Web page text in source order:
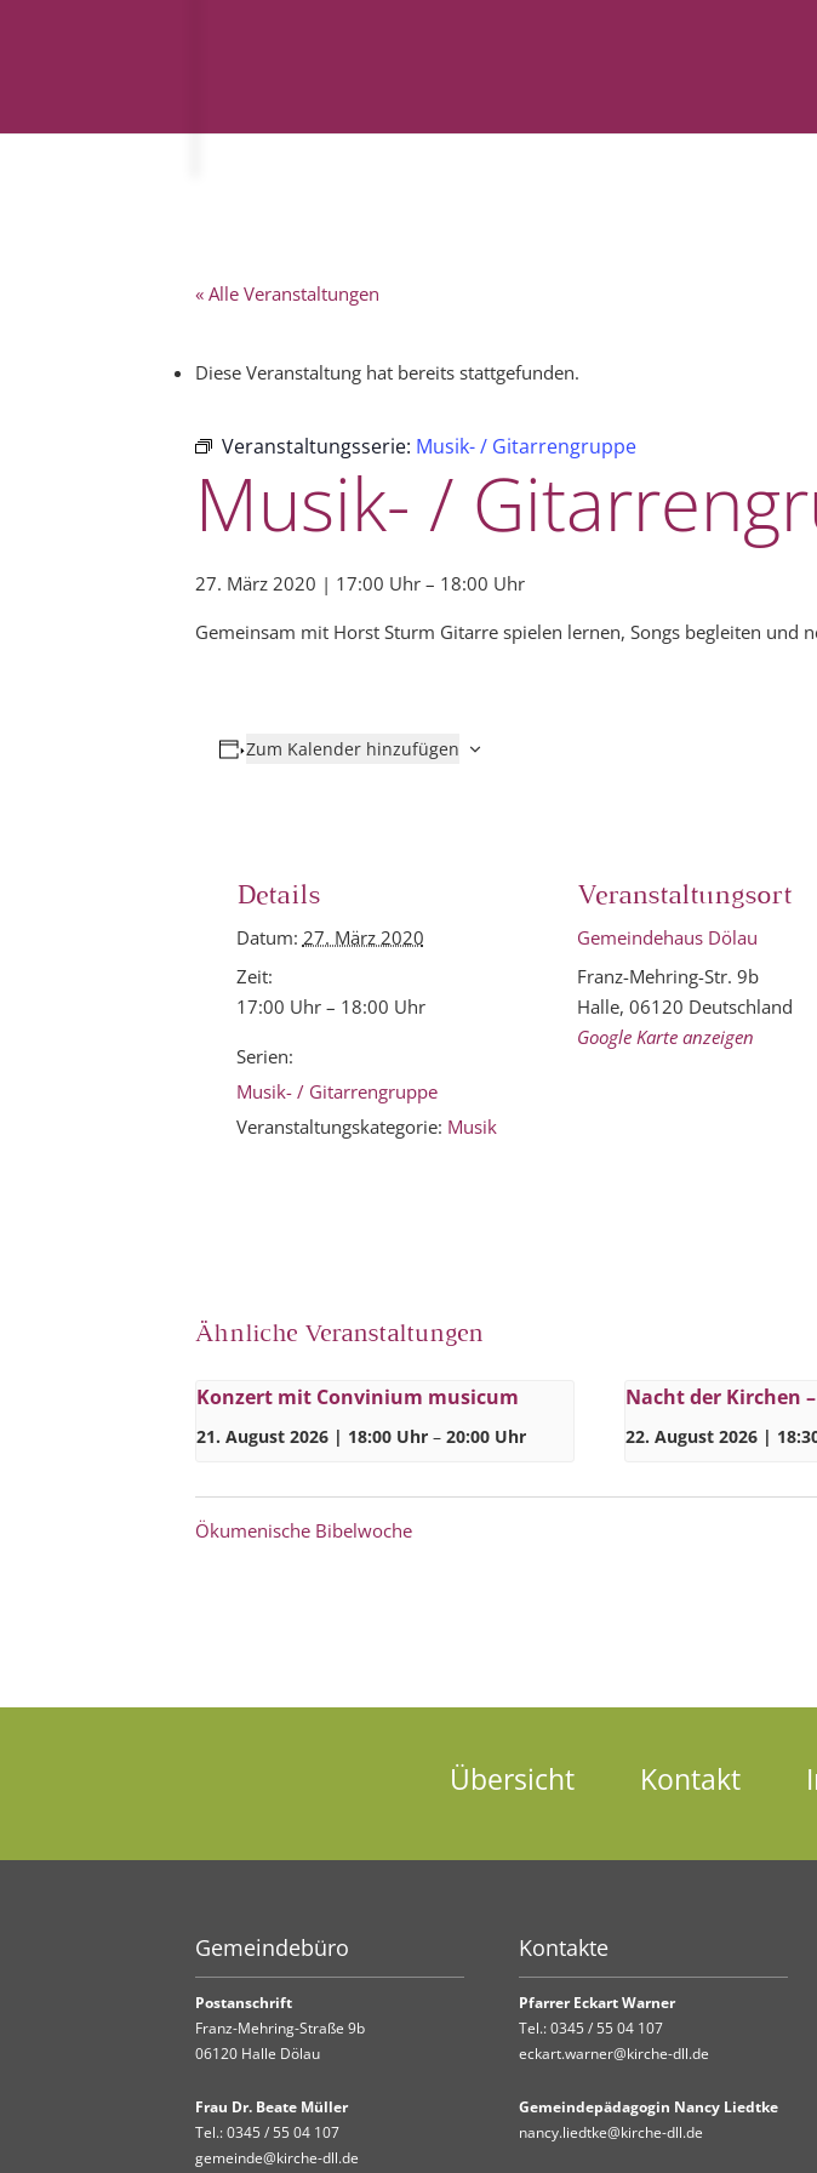
« Alle Veranstaltungen
Diese Veranstaltung hat bereits stattgefunden.
Veranstaltungsserie: Musik- / Gitarrengruppe
Musik- /
27. März 2020 | 17:00 Uhr – 18:00 Uhr
Gemeinsam mit Horst Sturm Gitarre spielen lernen, Songs begleiten und
Zum Kalender hinzufügen
Details
Datum: 27. März 2020
Zeit:
17:00 Uhr – 18:00 Uhr
Serien:
Musik- / Gitarrengruppe
Veranstaltungskategorie: Musik
Veranstaltungsort
Gemeindehaus Dölau
Franz-Mehring-Str. 9b
Halle, 06120 Deutschland
Google Karte anzeigen
Ähnliche Veranstaltungen
Konzert mit Convinium musicum
21. August 2026 | 18:00 Uhr – 20:00 Uhr
Nacht der Kirchen
22. August 2026 |
Ökumenische Bibelwoche
Übersicht Kontakt
Gemeindebüro
Postanschrift
Franz-Mehring-Straße 9b
06120 Halle Dölau
Frau Dr. Beate Müller
Tel.:0345 / 55 04 107
gemeinde@kirche-dll.de
Kontakte
Pfarrer Eckart Warner
Tel.:0345 / 55 04 107
eckart.warner@kirche-dll.de
Gemeindepädagogin Nancy Liedtke
nancy.liedtke@kirche-dll.de